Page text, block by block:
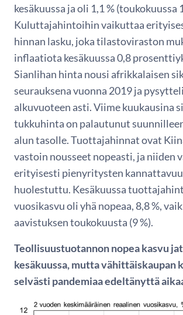
kesäkuussa ja oli 1,1 % (toukokuussa
Kuluttajahintoihin vaikuttaa
hinnan lasku, joka tilastoviraston
inflaatiota kesäkuussa 0,8
Sianlihan hinta nousi afrikkalaisen
seurauksena vuonna 2019 ja
alkuvuoteen asti. Viime kuukausina
tukkuhinta on palautunut
alun tasolle. Tuottajahinnat ovat
vastoin nousseet nopeasti, ja niiden
erityisesti pienyritysten
huolestuttu. Kesäkuussa
vuosikasvu oli yhä nopeaa, 8,8 %,
aavistuksen toukokuusta (9 %).
Teollisuustuotannon nopea kasvu
kesäkuussa, mutta vähittäiskaupan
selvästi pandemiaa edeltänyttä